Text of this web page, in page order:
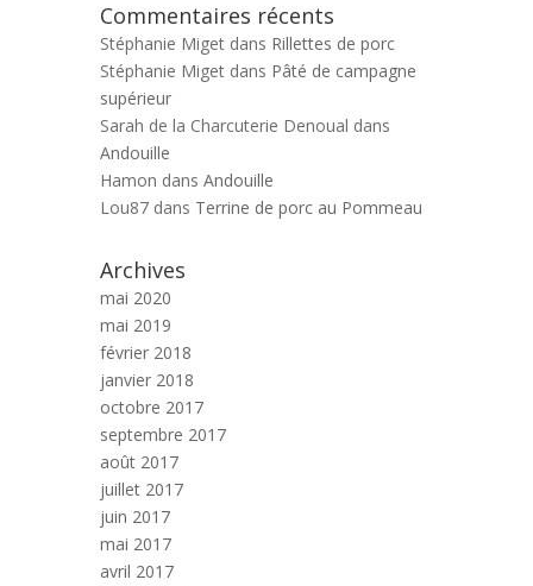
Commentaires récents
Stéphanie Miget dans Rillettes de porc
Stéphanie Miget dans Pâté de campagne
supérieur
Sarah de la Charcuterie Denoual dans
Andouille
Hamon dans Andouille
Lou87 dans Terrine de porc au Pommeau
Archives
mai 2020
mai 2019
février 2018
janvier 2018
octobre 2017
septembre 2017
août 2017
juillet 2017
juin 2017
mai 2017
avril 2017